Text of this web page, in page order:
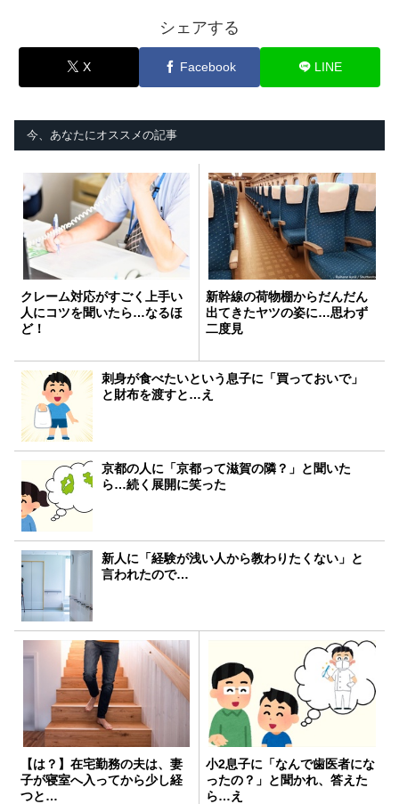
シェアする
X Facebook LINE
今、あなたにオススメの記事
クレーム対応がすごく上手い
人にコツを聞いたら…なるほ
ど！
新幹線の荷物棚からだんだん
出てきたヤツの姿に…思わず
二度見
刺身が食べたいという息子に「買っておいで」
と財布を渡すと…え
京都の人に「京都って滋賀の隣？」と聞いた
ら…続く展開に笑った
新人に「経験が浅い人から教わりたくない」と
言われたので…
【は？】在宅勤務の夫は、妻
子が寝室へ入ってから少し経
つと…
小2息子に「なんで歯医者にな
ったの？」と聞かれ、答えた
ら…え